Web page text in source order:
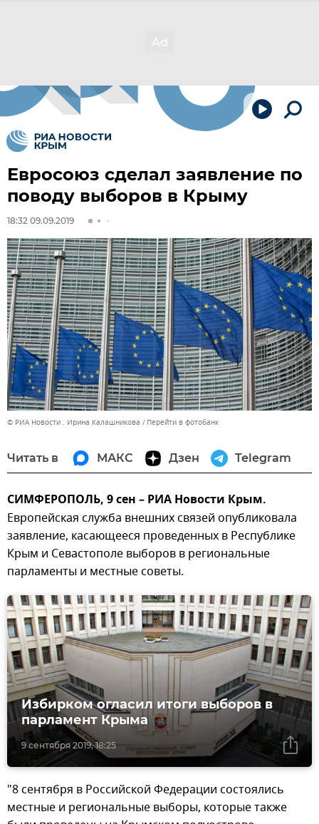
Евросоюз сделал заявление по
поводу выборов в Крыму
18:32 09.09.2019
© РИА Новости . Ирина Калашникова Перейти в фотобанк
Читать в МАКС Дзен Telegram
СИМФЕРОПОЛЬ, 9 сен – РИА Новости Крым.
Европейская служба внешних связей опубликовала
заявление, касающееся проведенных в Республике
Крым и Севастополе выборов в региональные
парламенты и местные советы.
9 сентября 2019, 18:25
Избирком огласил итоги выборов в
парламент Крыма
"8 сентября в Российской Федерации состоялись
местные и региональные выборы, которые также